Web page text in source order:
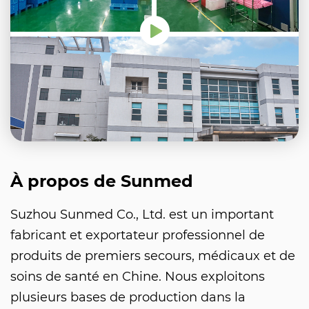
À propos de Sunmed
Suzhou Sunmed Co., Ltd. est un important
fabricant et exportateur professionnel de
produits de premiers secours, médicaux et de
soins de santé en Chine. Nous exploitons
plusieurs bases de production dans la